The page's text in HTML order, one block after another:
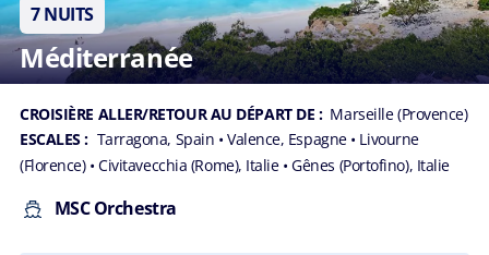
7 NUITS
Méditerranée
CROISIÈRE ALLER/RETOUR AU DÉPART DE : Marseille (Provence)
ESCALES : Tarragona, Spain • Valence, Espagne • Livourne
(Florence) • Civitavecchia (Rome), Italie • Gênes (Portofino), Italie
MSC Orchestra